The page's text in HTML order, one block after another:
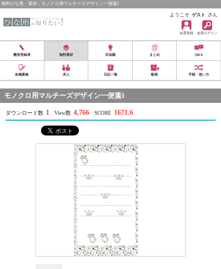
無料ひな形・素材：モノクロ用マルチーズデザイン一便箋1
ようこそ ゲスト さん
会員登録 会員ログイン
雛形登録者 無料素材 豆知識 まとめ Q&A
各種募集 求人 日記一覧 動画 手順・使い方
モノクロ用マルチーズデザイン一便箋1
ダウンロード数 1 View数 4,766 SCORE 1671.6